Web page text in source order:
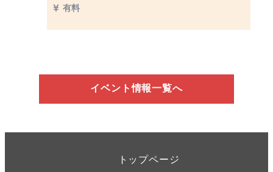
有料
イベント情報一覧へ
トップページ